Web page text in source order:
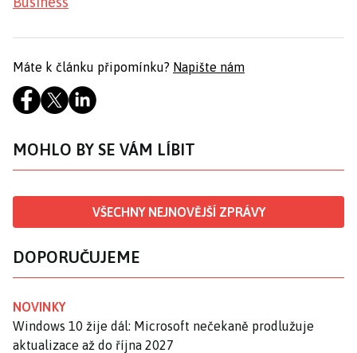
Máte k článku připomínku? Napište nám
MOHLO BY SE VÁM LÍBIT
VŠECHNY NEJNOVĚJŠÍ ZPRÁVY
DOPORUČUJEME
NOVINKY
Windows 10 žije dál: Microsoft nečekaně prodlužuje
aktualizace až do října 2027